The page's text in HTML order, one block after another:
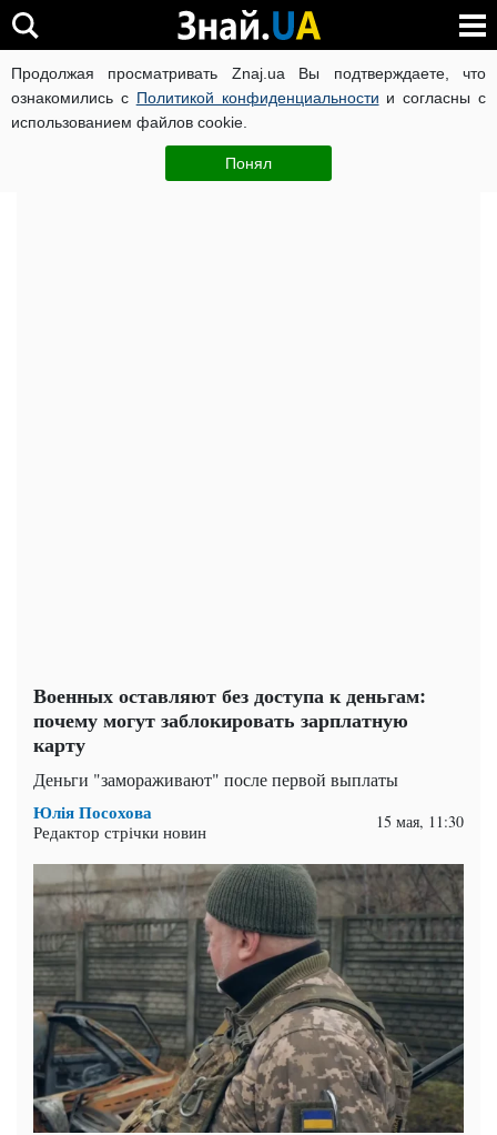
Продолжая просматривать Znaj.ua Вы подтверждаете, что
ознакомились с Политикой конфиденциальности и согласны с
использованием файлов cookie.
Понял
ВОЙНА РОССИИ ПРОТИВ УКРАИНЫ КОРОНАВИРУС В
ЧИТАТИ УКРАЇНСЬКОЮ
Военных оставляют без доступа к деньгам:
почему могут заблокировать зарплатную
карту
Деньги "замораживают" после первой выплаты
Юлія Посохова
Редактор стрічки новин 15 мая, 11:30